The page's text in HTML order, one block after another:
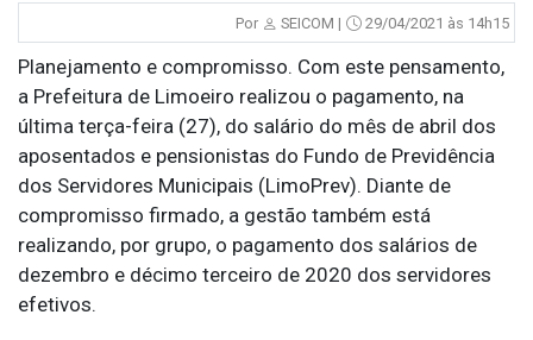
Por SEICOM | 29/04/2021 às 14h15
Planejamento e compromisso. Com este pensamento,
a Prefeitura de Limoeiro realizou o pagamento, na
última terça-feira (27), do salário do mês de abril dos
aposentados e pensionistas do Fundo de Previdência
dos Servidores Municipais (LimoPrev). Diante de
compromisso firmado, a gestão também está
realizando, por grupo, o pagamento dos salários de
dezembro e décimo terceiro de 2020 dos servidores
efetivos.